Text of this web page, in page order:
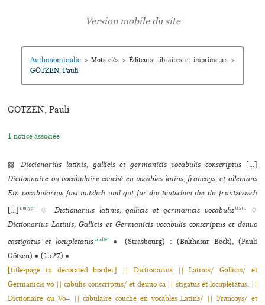
Anthonominalie > Mots-clés > Éditeurs, libraires et imprimeurs >
GÖTZEN, Pauli
GÖTZEN, Pauli
1 notice associée
▨Diccionarius latinis, gallicis et germanicis vocabulis conscriptus[...]
Dictionnaire ou vocabulaire couché en vocables latins, francoys, et allemans
Ein vocabularius fast nützlich und gut für die teutschen die da frantzesisch
[...]
BmLyon ♢Dictionarius latinis, gallicis et germanicis vocabulis USTC♢
Dictionarius Latinis, Gallicis et Germanicis vocabulis conscriptus et denuo
castigatus et locupletatus Lind94 ●
(Strasbourg) : (Balthasar Beck), (Pauli
Götzen) ● (1527) ●
[title-page in decorated border] || Dictionarius || Latinis/ Gallicis/ et
Germanicis vo || cabulis conscriptus/ et denuo ca || stigatus et locupletatus. ||
Dictionaire ou Vo= || cabulaire couche en vocables Latins/ || Francoys/ et